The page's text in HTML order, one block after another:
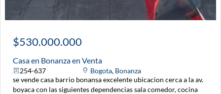
$530.000.000
Casa en Bonanza en Venta
254-637 Bogota, Bonanza
se vende casa barrio bonansa excelente ubicacion cerca a la av.
boyaca con las siguientes dependencias sala comedor, cocina